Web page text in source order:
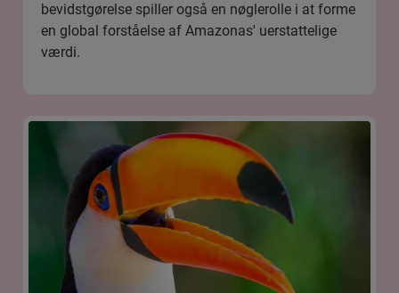
bevidstgørelse spiller også en nøglerolle i at forme
en global forståelse af Amazonas' uerstattelige
værdi.